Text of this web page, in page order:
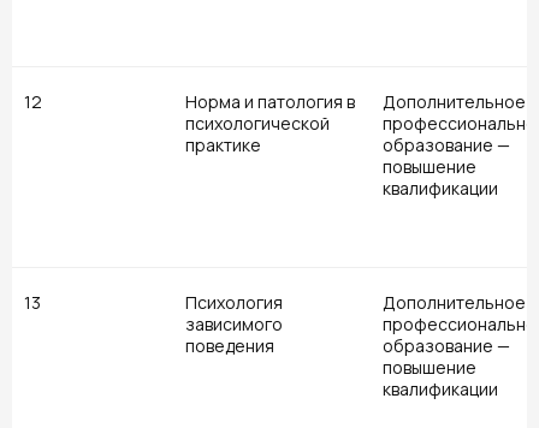
12
Норма и патология в
психологической
практике
Дополнительное
образование —
повышение
квалификации
13
Психология
зависимого
поведения
Дополнительное
образование —
повышение
квалификации